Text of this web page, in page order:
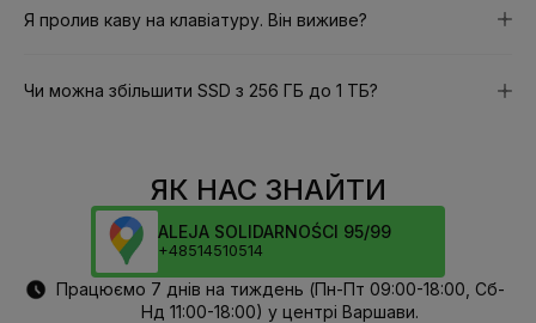
Я пролив каву на клавіатуру. Він виживе?
Чи можна збільшити SSD з 256 ГБ до 1 ТБ?
ЯК НАС ЗНАЙТИ
ALEJA SOLIDARNOŚCI 95/99
+48514510514
Працюємо 7 днів на тиждень (Пн-Пт 09:00-18:00, Сб-
Нд 11:00-18:00) у центрі Варшави.